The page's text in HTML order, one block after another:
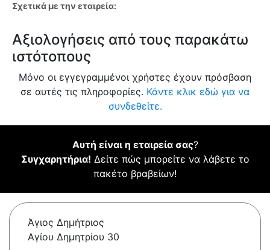
Σχετικά με την εταιρεία:
Αξιολογήσεις από τους παρακάτω
ιστότοπους
Μόνο οι εγγεγραμμένοι χρήστες έχουν πρόσβαση
σε αυτές τις πληροφορίες. Κάντε κλικ εδώ για να
συνδεθείτε.
Αυτή είναι η εταιρεία σας?
Συγχαρητήρια! Δείτε πώς μπορείτε να λάβετε το
πακέτο βραβείων!
Άγιος Δημήτριος
Αγίου Δημητρίου 30